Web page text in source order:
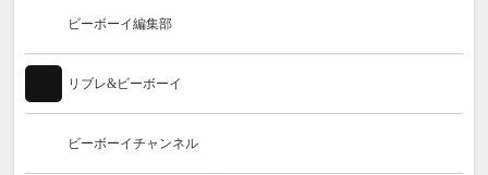
ビーボーイ編集部
リブレ&ビーボーイ
ビーボーイチャンネル